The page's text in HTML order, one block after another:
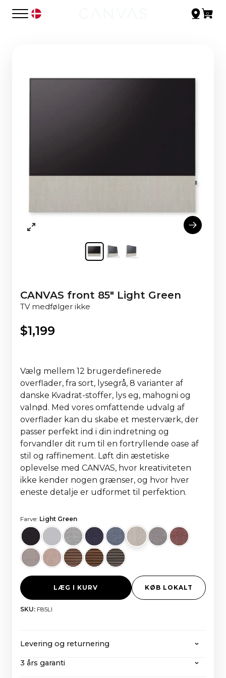
CANVAS front 85" Light Green
TV medfølger ikke
$1,199
Vælg mellem 12 brugerdefinerede
overflader, fra sort, lysegrå, 8 varianter af
danske Kvadrat-stoffer, lys eg, mahogni og
valnød. Med vores omfattende udvalg af
overflader kan du skabe et mesterværk, der
passer perfekt ind i din indretning og
forvandler dit rum til en fortryllende oase af
stil og raffinement. Løft din æstetiske
oplevelse med CANVAS, hvor kreativiteten
ikke kender nogen grænser, og hvor hver
eneste detalje er udformet til perfektion.
Farve: Light Green
LÆG I KURV KØB LOKALT
SKU: F85LI
Levering og returnering
CANVAS tilbyder gratis forsendelse på alle ordrer
3 års garanti